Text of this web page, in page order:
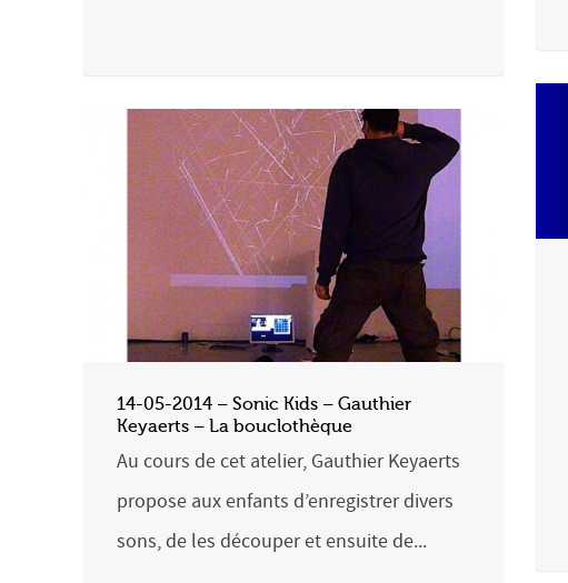
14-05-2014 – Sonic Kids – Gauthier
Keyaerts – La bouclothèque
Au cours de cet atelier, Gauthier Keyaerts
propose aux enfants d’enregistrer divers
sons, de les découper et ensuite de...